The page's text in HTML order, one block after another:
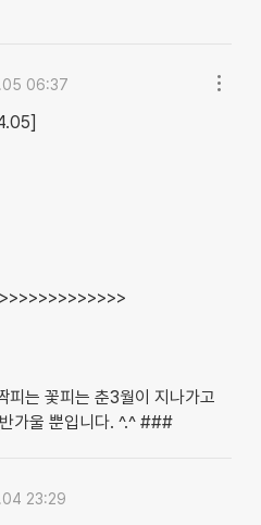
06:37
는 꽃피는 춘3월이 지나가고
가울 뿐입니다. ^.^ ###
23:29